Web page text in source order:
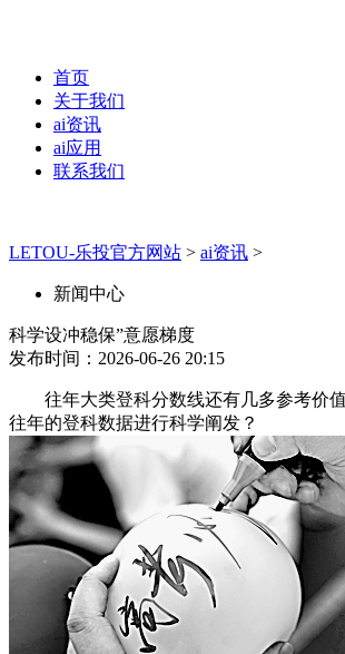
首页
关于我们
ai资讯
ai应用
联系我们
LETOU-乐投官方网站 > ai资讯 >
新闻中心
科学设冲稳保”意愿梯度
发布时间：2026-06-26 20:15
往年大类登科分数线还有几多参考价值
往年的登科数据进行科学阐发？